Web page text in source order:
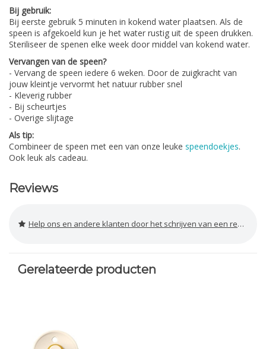
Bij gebruik:
Bij eerste gebruik 5 minuten in kokend water plaatsen. Als de
speen is afgekoeld kun je het water rustig uit de speen drukken.
Steriliseer de spenen elke week door middel van kokend water.
Vervangen van de speen?
- Vervang de speen iedere 6 weken. Door de zuigkracht van
jouw kleintje vervormt het natuur rubber snel
- Kleverig rubber
- Bij scheurtjes
- Overige slijtage
Als tip:
Combineer de speen met een van onze leuke speendoekjes.
Ook leuk als cadeau.
Reviews
Help ons en andere klanten door het schrijven van een review
Gerelateerde producten